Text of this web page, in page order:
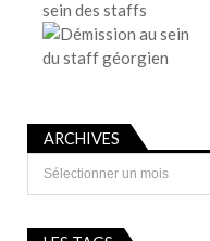
ARCHIVES
Archives